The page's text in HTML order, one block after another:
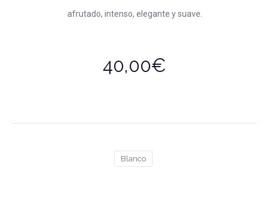
afrutado, intenso, elegante y suave.
40,00€
Blanco